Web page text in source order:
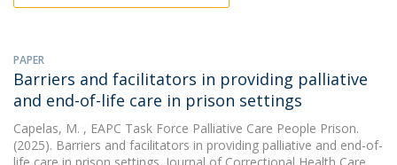
PAPER
Barriers and facilitators in providing palliative
and end-of-life care in prison settings
Capelas, M. , EAPC Task Force Palliative Care People Prison.
(2025). Barriers and facilitators in providing palliative and end-of-